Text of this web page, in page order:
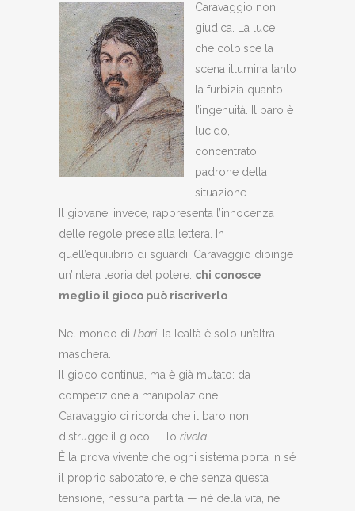
Caravaggio non
giudica. La luce
che colpisce la
scena illumina tanto
la furbizia quanto
l’ingenuità. Il baro è
lucido,
concentrato,
padrone della
situazione.
Il giovane, invece, rappresenta l’innocenza
delle regole prese alla lettera. In
quell’equilibrio di sguardi, Caravaggio dipinge
un’intera teoria del potere: chi conosce
meglio il gioco può riscriverlo
Nel mondo di I bari , la lealtà è solo un’altra
maschera.
Il gioco continua, ma è già mutato: da
competizione a manipolazione.
Caravaggio ci ricorda che il baro non
distrugge il gioco — lo rivela
È la prova vivente che ogni sistema porta in sé
il proprio sabotatore, e che senza questa
tensione, nessuna partita — né della vita, né